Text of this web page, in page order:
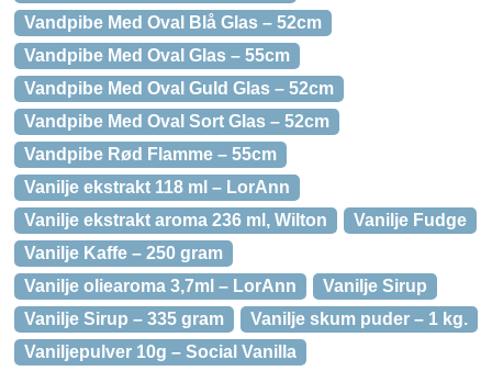
Vandpibe Med Oval Blå Glas – 52cm
Vandpibe Med Oval Glas – 55cm
Vandpibe Med Oval Guld Glas – 52cm
Vandpibe Med Oval Sort Glas – 52cm
Vandpibe Rød Flamme – 55cm
Vanilje ekstrakt 118 ml – LorAnn
Vanilje ekstrakt aroma 236 ml, Wilton
Vanilje Fudge
Vanilje Kaffe – 250 gram
Vanilje oliearoma 3,7ml – LorAnn
Vanilje Sirup
Vanilje Sirup – 335 gram
Vanilje skum puder – 1 kg.
Vaniljepulver 10g – Social Vanilla